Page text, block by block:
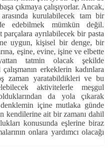
çıkmaya çalışıyorlar. Ancak,
kurulabilecek tam bir
edebilmek mümkün değil.
ayrılabilecek bir pasta
uygun, kişisel bir denge, bir
eşine, evine, işine ve elbette
tatmin olacak şekilde
erkeklerin kadınlara
zaman yaratabildikleri ve bu
aktivitelerle meşgul
da yola çıkarak
içine mutlaka günde
kendilerine ait bir zamanı dahil
konusunda eşlerine biraz
onlara yardımcı olacağı